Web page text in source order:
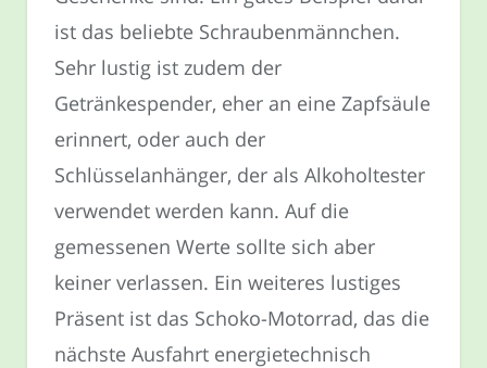
ist das beliebte Schraubenmännchen.
Sehr lustig ist zudem der
Getränkespender, eher an eine Zapfsäule
erinnert, oder auch der
Schlüsselanhänger, der als Alkoholtester
verwendet werden kann. Auf die
gemessenen Werte sollte sich aber
keiner verlassen. Ein weiteres lustiges
Präsent ist das Schoko-Motorrad, das die
nächste Ausfahrt energietechnisch